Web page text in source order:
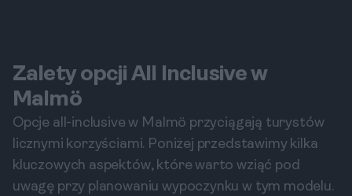
Zalety opcji All Inclusive w
Malmö
Opcje all-inclusive w Malmö przyciągają turystów
licznymi korzyściami. Poniżej przedstawimy kilka
kluczowych aspektów, które warto wziąć pod
uwagę przy planowaniu wypoczynku w tym modelu.